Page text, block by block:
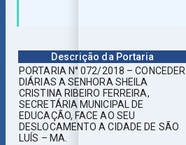
Descrição da Portaria
PORTARIA N° 072/2018 – CONCEDER
DIÁRIAS A SENHORA SHEILA
CRISTINA RIBEIRO FERREIRA,
SECRETÁRIA MUNICIPAL DE
EDUCAÇÃO, FACE AO SEU
DESLOCAMENTO A CIDADE DE SÃO
LUÍS – MA.